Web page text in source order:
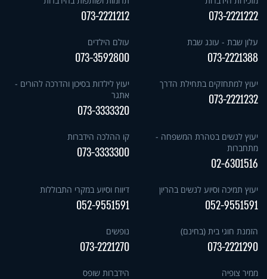
073-2221222
073-2221212
עלון שבת - עונג שבת
073-2221388
עולם הילדים
073-3592800
יעוץ למתחזקים בתחילת הדרך
073-2221232
יעוץ לילדות בסיכון והדרכה להורים -
אתגר
073-3333320
יעוץ לנשים בטהרת המשפחה -
מתחברות
02-6301516
קו ההלכה הידברות
073-3333300
יעוץ תמיכה וסיוע לנשים בהריון
052-9551591
דיווח וסיוע במקרי התבוללות
052-9551591
הזמנת חוגי בית (בחינם)
073-2221290
נופשים
073-2221270
ממיר צופיה הידברות שופס